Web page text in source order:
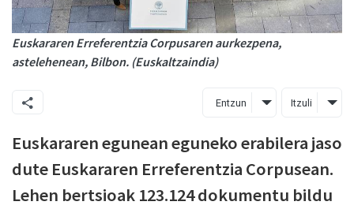
Euskararen Erreferentzia Corpusaren aurkezpena,
astelehenean, Bilbon. (Euskaltzaindia)
Entzun Itzuli
Euskararen egunean eguneko erabilera jaso
dute Euskararen Erreferentzia Corpusean.
Lehen bertsioak 123.124 dokumentu bildu